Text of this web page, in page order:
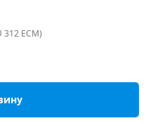
312 ECM)